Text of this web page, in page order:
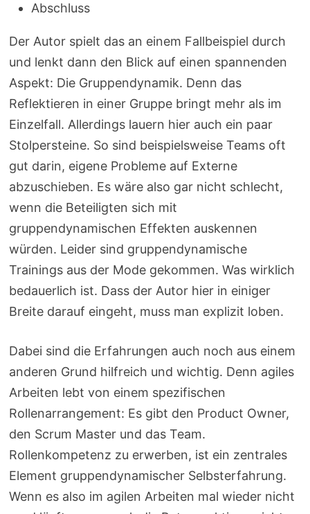
Abschluss
Der Autor spielt das an einem Fallbeispiel durch
und lenkt dann den Blick auf einen spannenden
Aspekt: Die Gruppendynamik. Denn das
Reflektieren in einer Gruppe bringt mehr als im
Einzelfall. Allerdings lauern hier auch ein paar
Stolpersteine. So sind beispielsweise Teams oft
gut darin, eigene Probleme auf Externe
abzuschieben. Es wäre also gar nicht schlecht,
wenn die Beteiligten sich mit
gruppendynamischen Effekten auskennen
würden. Leider sind gruppendynamische
Trainings aus der Mode gekommen. Was wirklich
bedauerlich ist. Dass der Autor hier in einiger
Breite darauf eingeht, muss man explizit loben.
Dabei sind die Erfahrungen auch noch aus einem
anderen Grund hilfreich und wichtig. Denn agiles
Arbeiten lebt von einem spezifischen
Rollenarrangement: Es gibt den Product Owner,
den Scrum Master und das Team.
Rollenkompetenz zu erwerben, ist ein zentrales
Element gruppendynamischer Selbsterfahrung.
Wenn es also im agilen Arbeiten mal wieder nicht